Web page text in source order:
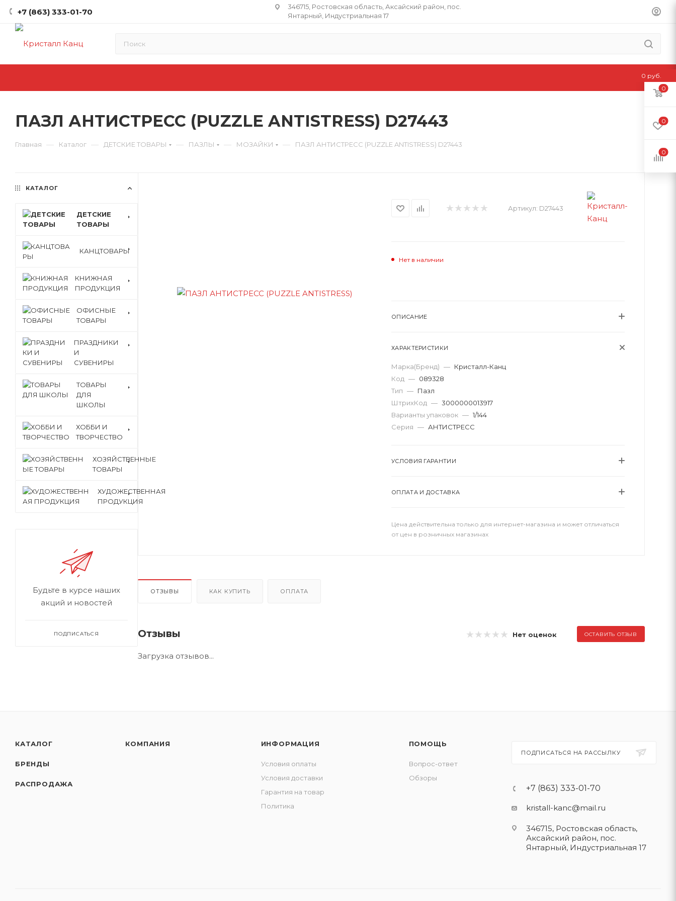
+7 (863) 333-01-70
346715, Ростовская область​, Аксайский район, пос.
Янтарный, Индустриальная 17
ПАЗЛ АНТИСТРЕСС (PUZZLE ANTISTRESS) D27443
Главная — Каталог — ДЕТСКИЕ ТОВАРЫ — ПАЗЛЫ — МОЗАЙКИ — ПАЗЛ АНТИСТРЕСС (PUZZLE ANTISTRESS) D27443
Артикул: D27443
Нет в наличии
ОПИСАНИЕ
ХАРАКТЕРИСТИКИ
Марка(Бренд) — Кристалл-Канц
Код — 089328
Тип — Пазл
ШтрихКод — 3000000013917
Варианты упаковок — 1/144
Серия — АНТИСТРЕСС
УСЛОВИЯ ГАРАНТИИ
ОПЛАТА И ДОСТАВКА
Цена действительна только для интернет-магазина и может отличаться
от цен в розничных магазинах
ОТЗЫВЫ КАК КУПИТЬ ОПЛАТА
Отзывы Нет оценок ОСТАВИТЬ ОТЗЫВ
Загрузка отзывов...
КАТАЛОГ
ДЕТСКИЕ
ТОВАРЫ
КАНЦТОВАРЫ
КНИЖНАЯ
ПРОДУКЦИЯ
ОФИСНЫЕ
ТОВАРЫ
ПРАЗДНИКИ
И
СУВЕНИРЫ
ТОВАРЫ
ДЛЯ
ШКОЛЫ
ХОББИ И
ТВОРЧЕСТВО
ХОЗЯЙСТВЕННЫЕ
ТОВАРЫ
ХУДОЖЕСТВЕННАЯ
ПРОДУКЦИЯ
Будьте в курсе наших
акций и новостей
ПОДПИСАТЬСЯ
КАТАЛОГ
БРЕНДЫ
РАСПРОДАЖА
КОМПАНИЯ ИНФОРМАЦИЯ
Условия оплаты
Условия доставки
Гарантия на товар
Политика
ПОМОЩЬ
Вопрос-ответ
Обзоры
ПОДПИСАТЬСЯ НА РАССЫЛКУ
+7 (863) 333-01-70
kristall-kanc@mail.ru
346715, Ростовская область​,
Аксайский район, пос.
Янтарный, Индустриальная 17
0
0
0
0 руб.